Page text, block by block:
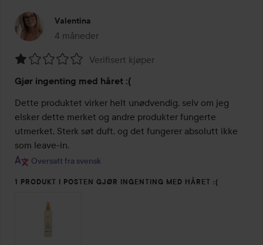
Valentina
4 måneder
Innlegget ble opprettet 4 måneder
1
av
5
Verifisert kjøper
Gjør ingenting med håret :(
Dette produktet virker helt unødvendig, selv om jeg
elsker dette merket og andre produkter fungerte
utmerket. Sterk søt duft, og det fungerer absolutt ikke
som leave-in.
Oversatt fra svensk
1 PRODUKT I POSTEN GJØR INGENTING MED HÅRET :(